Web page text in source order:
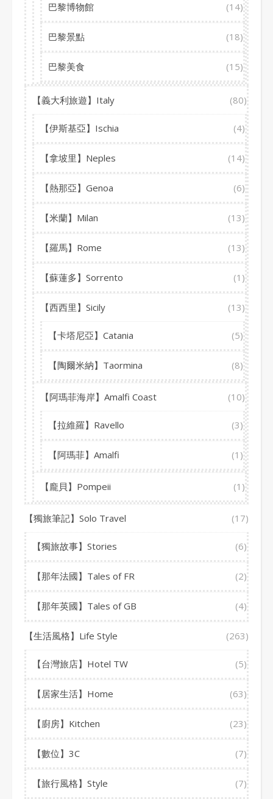
巴黎博物館 (14)
巴黎景點 (18)
巴黎美食 (15)
【義大利旅遊】Italy (80)
【伊斯基亞】Ischia (4)
【拿坡里】Neples (14)
【熱那亞】Genoa (6)
【米蘭】Milan (13)
【羅馬】Rome (13)
【蘇蓮多】Sorrento (1)
【西西里】Sicily (13)
【卡塔尼亞】Catania (5)
【陶爾米納】Taormina (8)
【阿瑪菲海岸】Amalfi Coast (10)
【拉維羅】Ravello (3)
【阿瑪菲】Amalfi (1)
【龐貝】Pompeii (1)
【獨旅筆記】Solo Travel (17)
【獨旅故事】Stories (6)
【那年法國】Tales of FR (2)
【那年英國】Tales of GB (4)
【生活風格】Life Style (263)
【台灣旅店】Hotel TW (5)
【居家生活】Home (63)
【廚房】Kitchen (23)
【數位】3C (7)
【旅行風格】Style (7)